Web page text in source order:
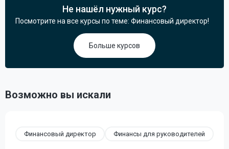
Не нашёл нужный курс?
Посмотрите на все курсы по теме: Финансовый директор!
Больше курсов
Возможно вы искали
Финансовый директор Финансы для руководителей